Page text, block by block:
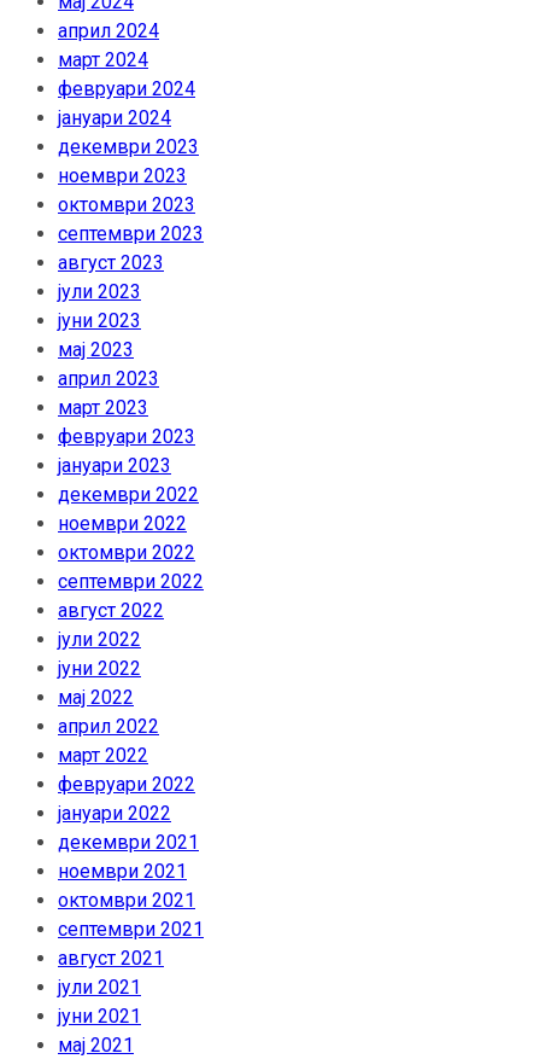
април 2024
март 2024
февруари 2024
јануари 2024
декември 2023
ноември 2023
октомври 2023
септември 2023
август 2023
јули 2023
јуни 2023
мај 2023
април 2023
март 2023
февруари 2023
јануари 2023
декември 2022
ноември 2022
октомври 2022
септември 2022
август 2022
јули 2022
јуни 2022
мај 2022
април 2022
март 2022
февруари 2022
јануари 2022
декември 2021
ноември 2021
октомври 2021
септември 2021
август 2021
јули 2021
јуни 2021
мај 2021